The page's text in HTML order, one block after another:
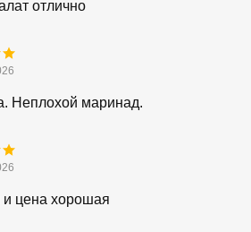
отлично
Неплохой маринад.
и цена хорошая